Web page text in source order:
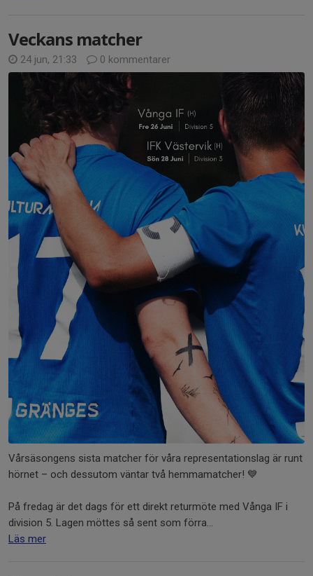
Veckans matcher
24 jun, 21:33 0 kommentarer
Vårsäsongens sista matcher för våra representationslag är runt
hörnet – och dessutom väntar två hemmamatcher! 💙
På fredag är det dags för ett direkt returmöte med Vånga IF i
division 5. Lagen möttes så sent som förra...
Läs mer